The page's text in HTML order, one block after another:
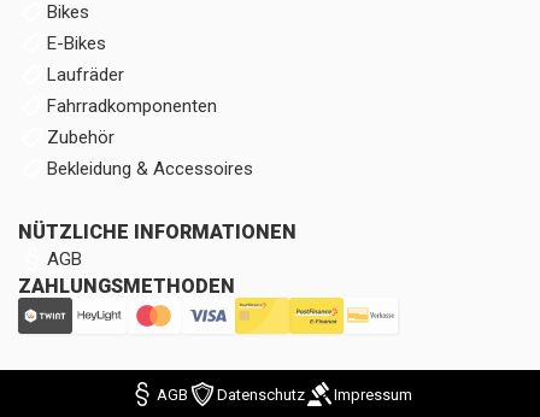
Bikes
E-Bikes
Laufräder
Fahrradkomponenten
Zubehör
Bekleidung & Accessoires
NÜTZLICHE INFORMATIONEN
AGB
ZAHLUNGSMETHODEN
AGB Datenschutz Impressum